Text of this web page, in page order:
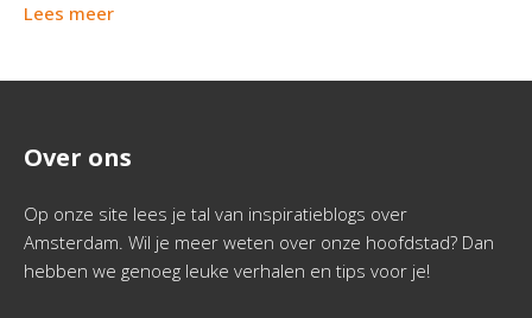
Lees meer
Over ons
Op onze site lees je tal van inspiratieblogs over
Amsterdam. Wil je meer weten over onze hoofdstad? Dan
hebben we genoeg leuke verhalen en tips voor je!